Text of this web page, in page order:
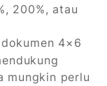
200%, atau
4×6
mungkin perlu